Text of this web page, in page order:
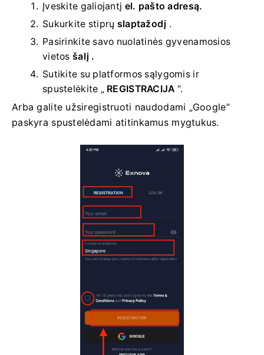
Įveskite galiojantį el. pašto adresą.
Sukurkite stiprų slaptažodį .
Pasirinkite savo nuolatinės gyvenamosios
vietos šalį .
Sutikite su platformos sąlygomis ir
spustelėkite „ REGISTRACIJA “.
Arba galite užsiregistruoti naudodami „Google“
paskyra spustelėdami atitinkamus mygtukus.